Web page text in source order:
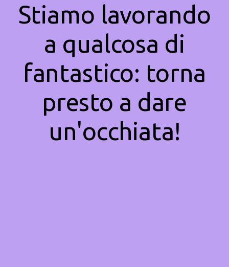
Stiamo lavorando
a qualcosa di
fantastico: torna
presto a dare
un'occhiata!